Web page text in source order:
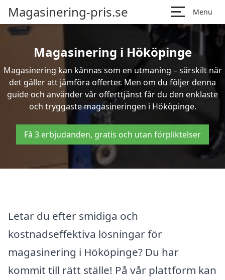
Magasinering-pris.se Menu
Magasinering i Hököpinge
Magasinering kan kännas som en utmaning – särskilt när
det gäller att jämföra offerter. Men om du följer denna
guide och använder vår offerttjänst får du den enklaste
och tryggaste magasineringen i Hököpinge.
Få 3 erbjudanden, gratis och utan förpliktelser
Letar du efter smidiga och
kostnadseffektiva lösningar för
magasinering i Hököpinge? Du har
kommit till rätt ställe! På vår plattform kan